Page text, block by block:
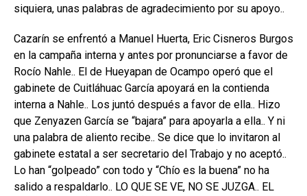
siquiera, unas palabras de agradecimiento por su apoyo..
Cazarín se enfrentó a Manuel Huerta, Eric Cisneros Burgos
en la campaña interna y antes por pronunciarse a favor de
Rocío Nahle.. El de Hueyapan de Ocampo operó que el
gabinete de Cuitláhuac García apoyará en la contienda
interna a Nahle.. Los juntó después a favor de ella.. Hizo
que Zenyazen García se “bajara” para apoyarla a ella.. Y ni
una palabra de aliento recibe.. Se dice que lo invitaron al
gabinete estatal a ser secretario del Trabajo y no aceptó..
Lo han “golpeado” con todo y “Chío es la buena” no ha
salido a respaldarlo.. LO QUE SE VE, NO SE JUZGA.. EL